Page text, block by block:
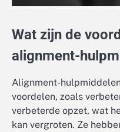
Wat zijn de
alignment-
Alignment-
voordelen, zoals
verbeterde opzet, wat
kan vergroten. Ze